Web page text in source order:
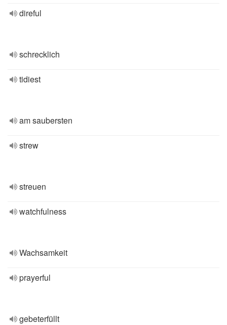
direful
schrecklich
tidiest
am saubersten
strew
streuen
watchfulness
Wachsamkeit
prayerful
gebeterfüllt